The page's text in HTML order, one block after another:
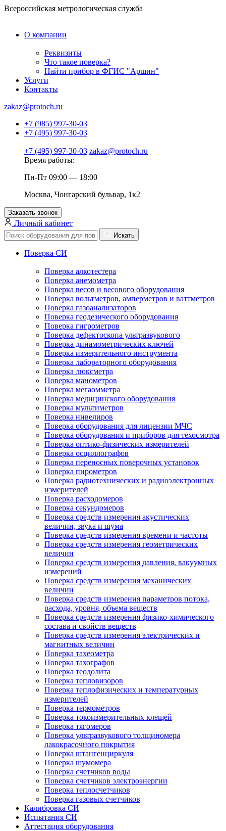
Всероссийская метрологическая служба
О компании
Реквизиты
Что такое поверка?
Найти прибор в ФГИС "Аршин"
Услуги
Контакты
zakaz@protoch.ru
+7 (985) 997-30-03
+7 (495) 997-30-03
+7 (495) 997-30-03 zakaz@protoch.ru
Время работы:
Пн-Пт 09:00 — 18:00
Москва, Чонгарский бульвар, 1к2
Заказать звонок
Личный кабинет
Искать
Поверка СИ
Поверка алкотестера
Поверка анемометра
Поверка весов и весового оборудования
Поверка вольтметров, амперметров и ваттметров
Поверка газоанализаторов
Поверка геодезического оборудования
Поверка гигрометров
Поверка дефектоскопа ультразвукового
Поверка динамометрических ключей
Поверка измерительного инструмента
Поверка лабораторного оборудования
Поверка люксметра
Поверка манометров
Поверка мегаомметра
Поверка медицинского оборудования
Поверка мультиметров
Поверка нивелиров
Поверка оборудования для лицензии МЧС
Поверка оборудования и приборов для техосмотра
Поверка оптико-физических измерителей
Поверка осциллографов
Поверка переносных поверочных установок
Поверка пирометров
Поверка радиотехнических и радиоэлектронных
измерителей
Поверка расходомеров
Поверка секундомеров
Поверка средств измерения акустических
величин, звука и шума
Поверка средств измерения времени и частоты
Поверка средств измерения геометрических
величин
Поверка средств измерения давления, вакуумных
измерений
Поверка средств измерения механических
величин
Поверка средств измерения параметров потока,
расхода, уровня, объема веществ
Поверка средств измерения физико-химического
состава и свойств веществ
Поверка средств измерения электрических и
магнитных величин
Поверка тахеометра
Поверка тахографов
Поверка теодолита
Поверка тепловизоров
Поверка теплофизических и температурных
измерителей
Поверка термометров
Поверка токоизмерительных клещей
Поверка тягомеров
Поверка ультразвукового толщиномера
лакокрасочного покрытия
Поверка штангенциркуля
Поверка шумомера
Поверка счетчиков воды
Поверка счетчиков электроэнергии
Поверка теплосчетчиков
Поверка газовых счетчиков
Калибровка СИ
Испытания СИ
Аттестация оборудования